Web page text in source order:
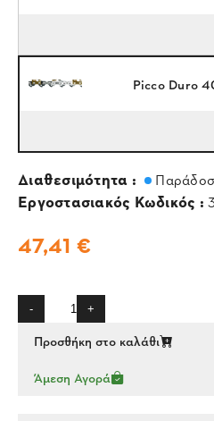
Picco Duro
Διαθεσιμότητα :
Εργοστασιακός Κωδικός :
47,41 €
- +
Προσθήκη στο καλάθι
Άμεση Αγορά